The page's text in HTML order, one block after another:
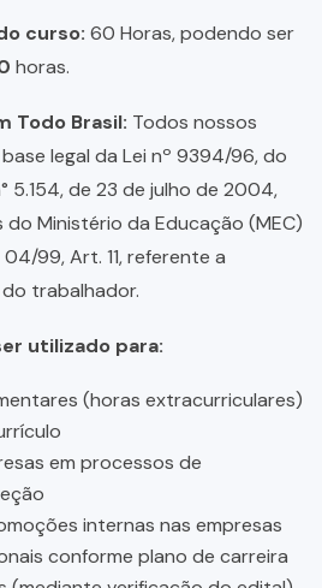
curso: 60 Horas, podendo ser
horas.
Todo Brasil: Todos nossos
legal da Lei nº 9394/96, do
5.154, de 23 de julho de 2004,
do Ministério da Educação (MEC)
04/99, Art. 11, referente a
trabalhador.
utilizado para:
(horas extracurriculares)
em processos de
internas nas empresas
conforme plano de carreira